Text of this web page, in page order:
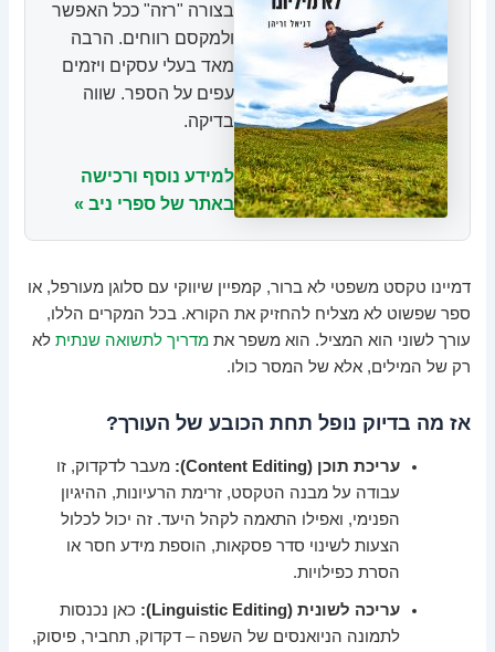
בצורה "רזה" ככל האפשר
ולמקסם רווחים. הרבה
מאד בעלי עסקים ויזמים
עפים על הספר. שווה
בדיקה.
למידע נוסף ורכישה
באתר של ספרי ניב »
דמיינו טקסט משפטי לא ברור, קמפיין שיווקי עם סלוגן מעורפל, או
ספר שפשוט לא מצליח להחזיק את הקורא. בכל המקרים הללו,
עורך לשוני הוא המציל. הוא משפר אתמדריך לתשואה שנתית לא
רק של המילים, אלא של המסר כולו.
אז מה בדיוק נופל תחת הכובע של העורך?
עריכת תוכן (Content Editing):
מעבר לדקדוק, זו
עבודה על מבנה הטקסט, זרימת הרעיונות, ההיגיון
הפנימי, ואפילו התאמה לקהל היעד. זה יכול לכלול
הצעות לשינוי סדר פסקאות, הוספת מידע חסר או
הסרת כפילויות.
עריכה לשונית (Linguistic Editing):
כאן נכנסות
לתמונה הניואנסים של השפה – דקדוק, תחביר, פיסוק,